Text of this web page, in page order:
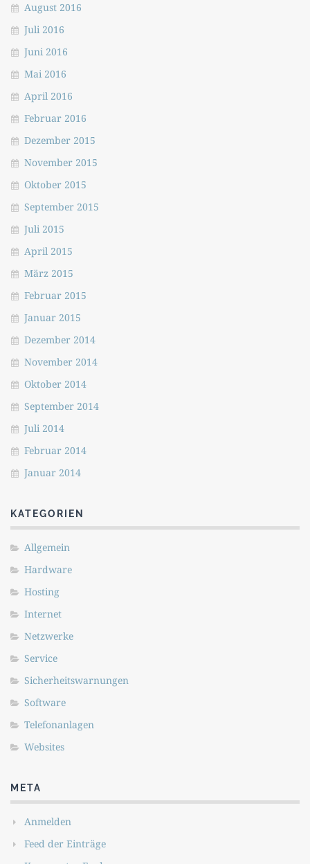
August 2016
Juli 2016
Juni 2016
Mai 2016
April 2016
Februar 2016
Dezember 2015
November 2015
Oktober 2015
September 2015
Juli 2015
April 2015
März 2015
Februar 2015
Januar 2015
Dezember 2014
November 2014
Oktober 2014
September 2014
Juli 2014
Februar 2014
Januar 2014
KATEGORIEN
Allgemein
Hardware
Hosting
Internet
Netzwerke
Service
Sicherheitswarnungen
Software
Telefonanlagen
Websites
META
Anmelden
Feed der Einträge